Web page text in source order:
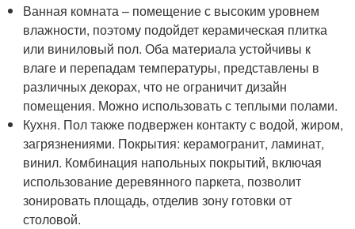
Ванная комната – помещение с высоким уровнем
влажности, поэтому подойдет керамическая плитка
или виниловый пол. Оба материала устойчивы к
влаге и перепадам температуры, представлены в
различных декорах, что не ограничит дизайн
помещения. Можно использовать с теплыми полами.
Кухня. Пол также подвержен контакту с водой, жиром,
загрязнениями. Покрытия: керамогранит, ламинат,
винил. Комбинация напольных покрытий, включая
использование деревянного паркета, позволит
зонировать площадь, отделив зону готовки от
столовой.